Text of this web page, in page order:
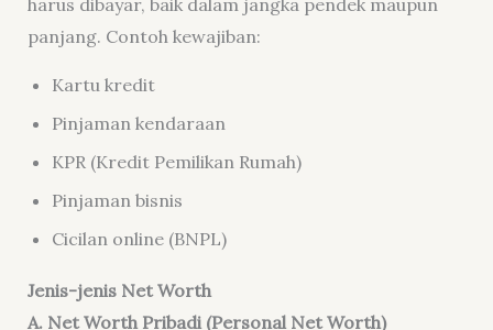
panjang. Contoh kewajiban:
Kartu kredit
Pinjaman kendaraan
KPR (Kredit Pemilikan Rumah)
Pinjaman bisnis
Cicilan online (BNPL)
Jenis-jenis Net Worth
A. Net Worth Pribadi (Personal Net Worth)